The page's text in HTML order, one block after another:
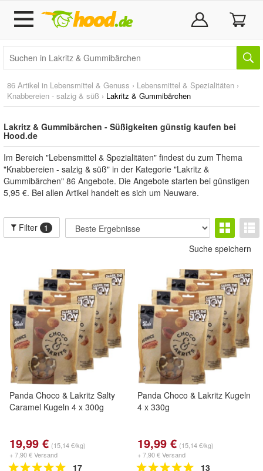
86 Artikel in Lebensmittel & Genuss › Lebensmittel & Spezialitäten ›
Knabbereien - salzig & süß › Lakritz & Gummibärchen
Lakritz & Gummibärchen - Süßigkeiten günstig kaufen bei
Hood.de
Im Bereich "Lebensmittel & Spezialitäten" findest du zum Thema
"Knabbereien - salzig & süß" in der Kategorie "Lakritz &
Gummibärchen" 86 Angebote. Die Angebote starten bei günstigen
5,95 €. Bei allen Artikel handelt es sich um Neuware.
Filter 1
Suche speichern
Panda Choco & Lakritz Salty
Caramel Kugeln 4 x 300g
19,99 € (15,14 €/kg)
+ 7,90 € Versand
17
Panda Choco & Lakritz Kugeln
4 x 330g
19,99 € (15,14 €/kg)
+ 7,90 € Versand
13